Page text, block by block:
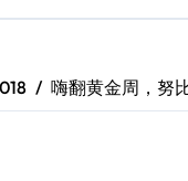
新高度！
尚新定义！
嗨翻黄金周，努